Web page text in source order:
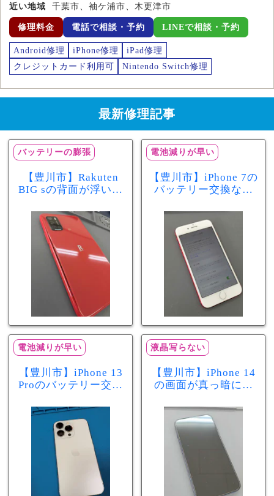
近い地域
千葉市、袖ケ浦市、木更津市
修理料金 電話で相談・予約 LINEで相談・予約
Android修理 iPhone修理
iPad修理
クレジットカード利用可
Nintendo Switch修理
最新修理記事
バッテリーの膨張
【豊川市】Rakuten
BIG sの背面が浮いて
リー膨張のサインか
もしれません！バッ
テリー交換修理事例
電池減りが早い
【豊川市】iPhone 7の
バッテリー交換なら
最大容量70％で電池
の減りが早い症状も
当日60分で改善
電池減りが早い
【豊川市】iPhone 13
Proのバッテリー交換
が早い症状も当日90
分で改善
液晶写らない
【豊川市】iPhone 14
の画面が真っ暗に…
修理！データそのま
まで復旧しました